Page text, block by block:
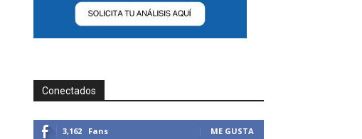
Conectados
3,162 Fans ME GUSTA